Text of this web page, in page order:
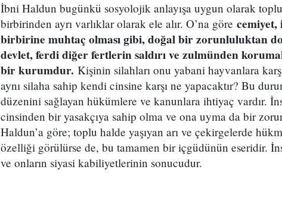
İbni Haldun bugünkü sosyolojik anlayışa uygun olarak
birbirinden ayrı varlıklar olarak ele alır. O’na göre cemiyet,
birbirine muhtaç olması gibi, doğal bir zorunluluktan
devlet, ferdi diğer fertlerin saldırı ve zulmünden
bir kurumdur. Kişinin silahları onu yabani hayvanlara
aynı silaha sahip kendi cinsine karşı ne yapacaktır? Bu
düzenini sağlayan hükümlere ve kanunlara ihtiyaç vardır.
cinsinden bir yasakçıya sahip olma ve ona uyma da bir
Haldun’a göre; toplu halde yaşıyan arı ve çekirgelerde
özelliği görülürse de, bu tamamen bir içgüdünün eseridir.
ve onların siyasi kabiliyetlerinin sonucudur.